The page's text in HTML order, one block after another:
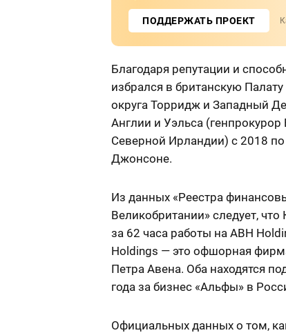
ПОДДЕРЖАТЬ ПРОЕКТ
Благодаря репутации и
избрался в британскую
округа Торридж и Западный
Англии и Уэльса
Северной Ирландии) с 2018
Джонсоне.
Из данных «Реестра
Великобритании» следует,
за 62 часа работы на ABH
Holdings — это офшорная
Петра Авена. Оба находятся
года за бизнес «Альфы» в
Официальных данных о том,